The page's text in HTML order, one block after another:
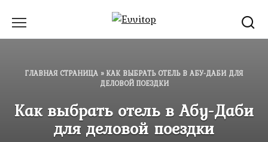
содержанию
ГЛАВНАЯ СТРАНИЦА » КАК ВЫБРАТЬ ОТЕЛЬ В АБУ-ДАБИ ДЛЯ
ДЕЛОВОЙ ПОЕЗДКИ
Как выбрать отель в Абу-Даби
для деловой поездки